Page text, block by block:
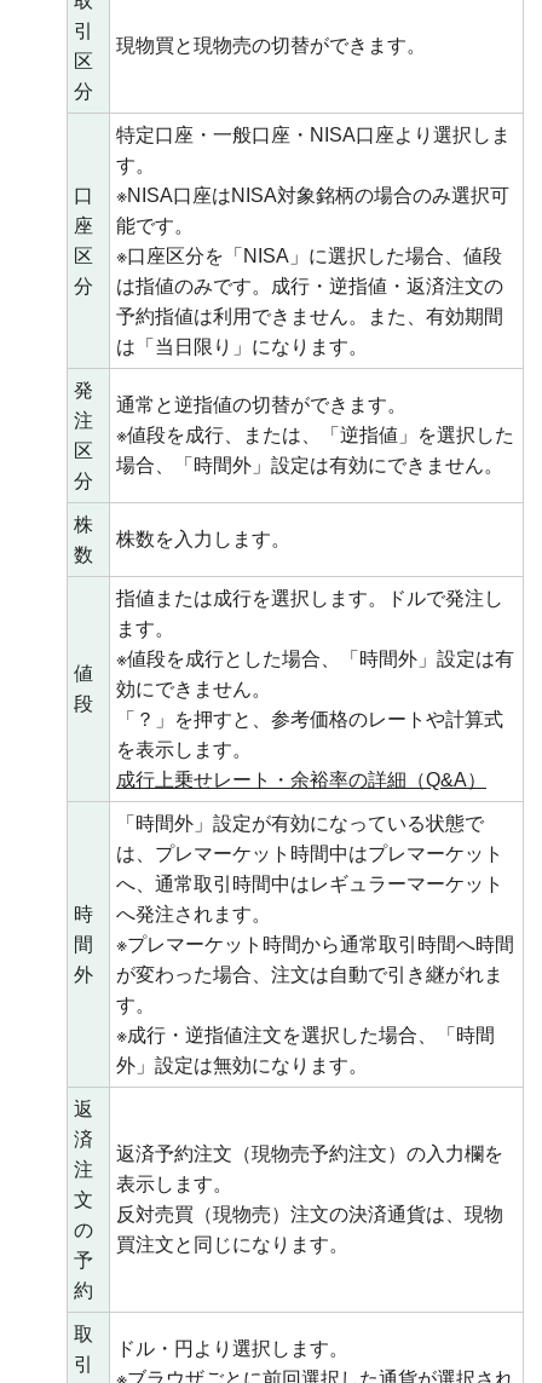
引
区
分
現物買と現物売の切替ができます。
口
座
区
分
特定口座・一般口座・NISA口座より選択しま
す。
※NISA口座はNISA対象銘柄の場合のみ選択可
能です。
※口座区分を「NISA」に選択した場合、値段
は指値のみです。成行・逆指値・返済注文の
予約指値は利用できません。また、有効期間
は「当日限り」になります。
発
注
区
分
通常と逆指値の切替ができます。
※値段を成行、または、「逆指値」を選択した
場合、「時間外」設定は有効にできません。
株
数
株数を入力します。
値
段
指値または成行を選択します。ドルで発注し
ます。
※値段を成行とした場合、「時間外」設定は有
効にできません。
「？」を押すと、参考価格のレートや計算式
を表示します。
成行上乗せレート・余裕率の詳細（Q&A）
時
間
外
「時間外」設定が有効になっている状態で
は、プレマーケット時間中はプレマーケット
へ、通常取引時間中はレギュラーマーケット
へ発注されます。
※プレマーケット時間から通常取引時間へ時間
が変わった場合、注文は自動で引き継がれま
す。
※成行・逆指値注文を選択した場合、「時間
外」設定は無効になります。
返
済
注
文
の
予
約
返済予約注文（現物売予約注文）の入力欄を
表示します。
反対売買（現物売）注文の決済通貨は、現物
買注文と同じになります。
取
引
ドル・円より選択します。